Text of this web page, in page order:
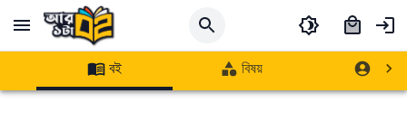
বই বিষয় লেখক